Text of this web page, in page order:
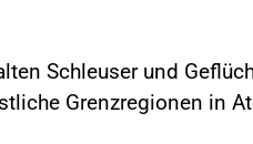
Schleuser und
Grenzregionen in